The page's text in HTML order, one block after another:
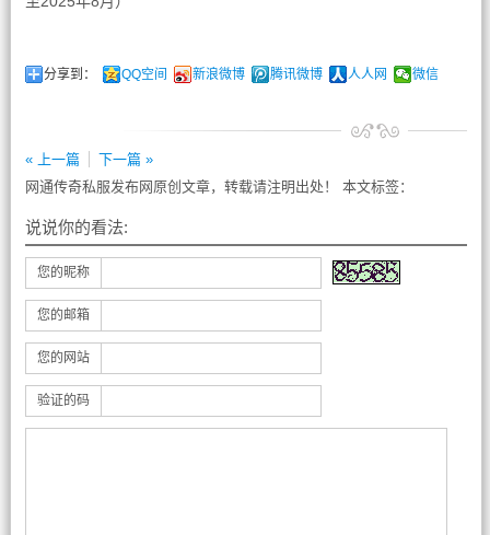
分享到： QQ空间 新浪微博 腾讯微博 人人网 微信
« 上一篇
下一篇 »
网通传奇私服发布网原创文章，转载请注明出处！ 本文标签：
说说你的看法:
您的昵称
您的邮箱
您的网站
验证的码